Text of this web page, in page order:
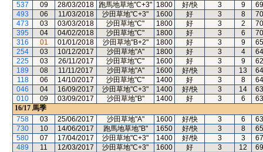
537
09 28/03/2018 跑馬地草地"C+3" 1800 好/快 3 9
69
493
06 11/03/2018 沙田草地"C+3" 1600 好 3 8
70
473
03 03/03/2018 沙田草地"C" 1800 好 3 2
70
395
04 04/02/2018 沙田草地"C" 1800 好 3 6
70
316
01 01/01/2018 沙田草地"B+2" 1800 好 3 9
65
254
03 10/12/2017 沙田草地"A" 1800 好 3 4
64
225
03 26/11/2017 沙田草地"C" 1600 好 3 9
62
189
08 11/11/2017 沙田草地"A" 1600 好/快 3 13
64
118
06 14/10/2017 沙田草地"C" 1400 好 3 8
64
046
04 16/09/2017 沙田草地"C+3" 1400 好/快 3 14
63
010
09 03/09/2017 沙田草地"B" 1400 好 3 6
63
16/17 馬季
758
03 25/06/2017 沙田草地"A" 1600 好/快 3 6
63
730
10 14/06/2017 跑馬地草地"B" 1650 好/快 3 8
65
580
07 17/04/2017 沙田草地"C+3" 1400 好/快 3 3
67
489
11 12/03/2017 沙田草地"C+3" 1600 好 3 12
69